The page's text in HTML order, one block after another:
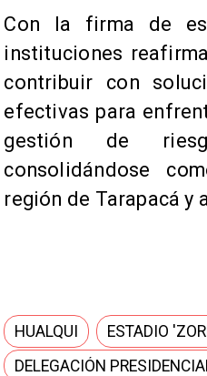
Con la firma de
instituciones
contribuir con
efectivas para
gestión de
consolidándose
región de Tarapacá y
HUALQUI
ESTADIO
DELEGACIÓN